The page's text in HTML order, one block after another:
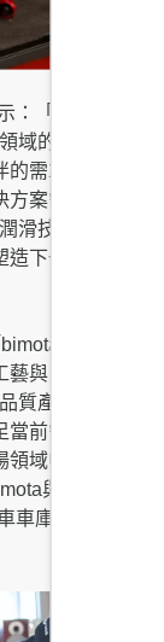
：「與bimota
域的全球領導
需求不斷提
案需求日益增
滑技術，不僅
下一世代騎士
是一家由
與日本工程技
質產品，以及
前需求與未來
域中皆居領導
與Motul的
車庫中使用的